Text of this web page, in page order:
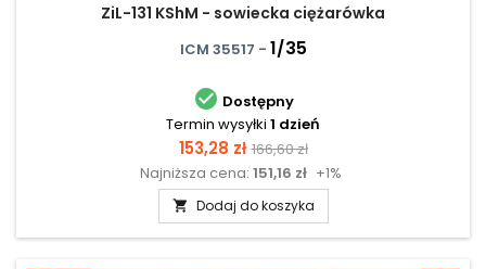
ZiL-131 KShM - sowiecka ciężarówka
ICM 35517 - 1/35
 Dostępny
Termin wysyłki 1 dzień
Cena
153,28 zł Cena
podstawowa
166,60 zł
Najniższa cena: 151,16 zł +1%
 Dodaj do koszyka